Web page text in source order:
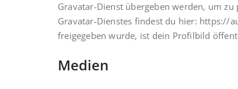
Gravatar-Dienst übergeben werden, um
Gravatar-Dienstes findest du hier: https://
freigegeben wurde, ist dein Profilbild
Medien